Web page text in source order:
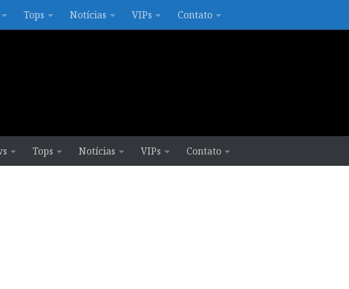
Tops Notícias VIPs Contato
Tops Notícias VIPs Contato